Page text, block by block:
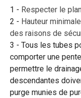
Perceuse
Respecter le
Hauteur
des raisons de
Tous les tubes
comporter une
permettre le
descendantes
purge munies de